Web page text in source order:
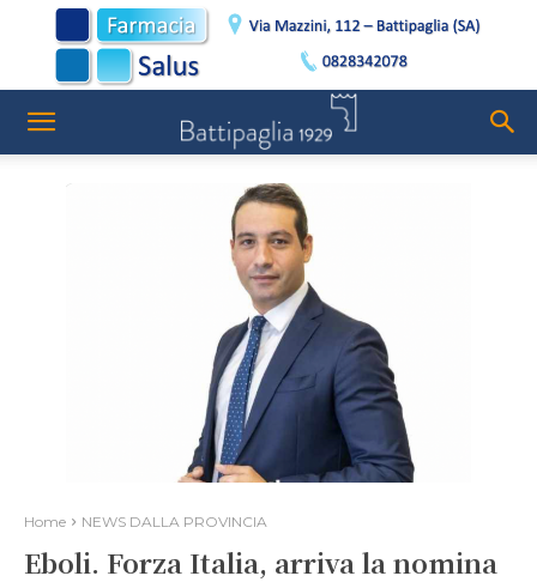
Home NEWS DALLA PROVINCIA
Eboli. Forza Italia, arriva la nomina